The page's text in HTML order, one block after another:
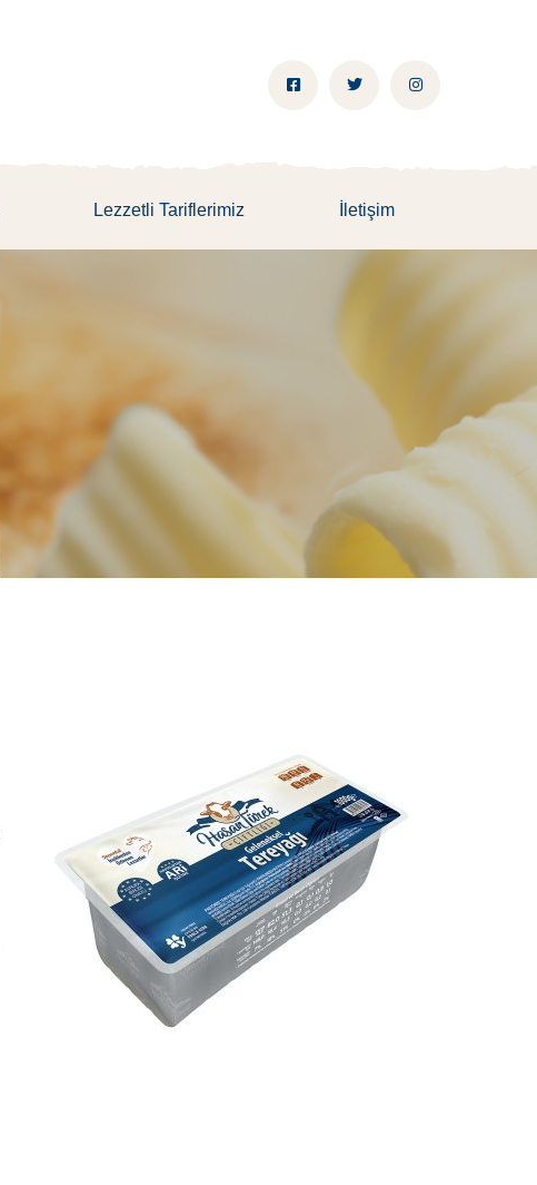
Lezzetli Tariflerimiz İletişim